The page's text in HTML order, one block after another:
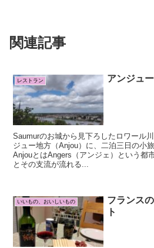
関連記事
レストラン アンジュ
Saumurのお城から見下ろしたロワール
ジュー地方（Anjou）に、二泊三日の小
AnjouとはAngers（アンジェ）という都
とその支流が流れる...
いいもの、おいしいもの
フランス
ト